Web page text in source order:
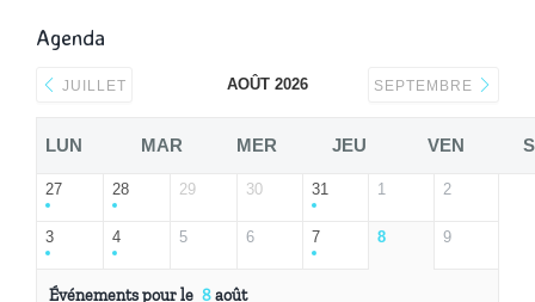
Agenda
JUILLET AOÛT 2026 SEPTEMBRE
LUN MAR MER JEU VEN
27 28 29 30 31 1 2
3 4 5 6 7 8 9
Événements pour le 8août